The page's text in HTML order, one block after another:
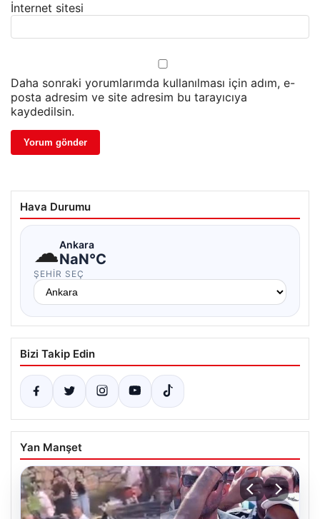
İnternet sitesi
Daha sonraki yorumlarımda kullanılması için adım, e-
posta adresim ve site adresim bu tarayıcıya
kaydedilsin.
Hava Durumu
☁Ankara
NaN°C
ŞEHIR SEÇ
Bizi Takip Edin
Yan Manşet